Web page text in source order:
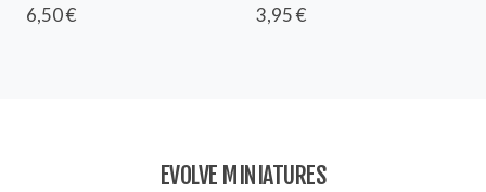
6,50 € 3,95 €
EVOLVE MINIATURES